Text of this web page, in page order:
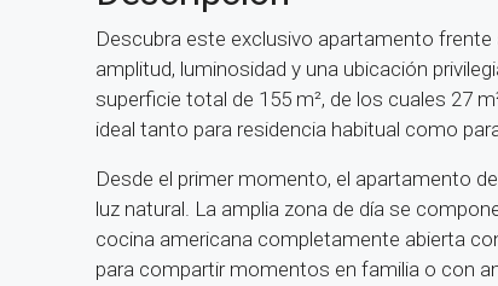
Descubra este exclusivo apartamento frente
amplitud, luminosidad y una ubicación
superficie total de 155 m², de los cuales 27
ideal tanto para residencia habitual como
Desde el primer momento, el apartamento
luz natural. La amplia zona de día se
cocina americana completamente abierta
para compartir momentos en familia o con